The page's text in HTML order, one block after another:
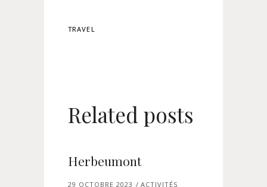
TRAVEL
Related posts
Herbeumont
29 OCTOBRE 2023 ACTIVITÉS